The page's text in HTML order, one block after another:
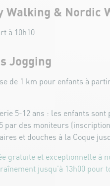
Walking & Nordic
à 10h10
Jogging
de 1 km pour enfants à
5-12 ans : les enfants
par des moniteurs
et douches à la Coque
gratuite et exceptionnelle à
jusqu’à 13h00 pour